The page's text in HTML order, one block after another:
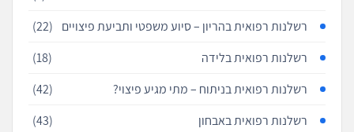
רשלנות רפואית בהריון – סיוע משפטי ותביעת פיצויים
(22)
רשלנות רפואית בלידה
(18)
רשלנות רפואית בניתוח – מתי מגיע פיצוי?
(42)
רשלנות רפואית באבחון
(43)